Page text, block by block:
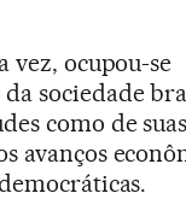
vez, ocupou-se
sociedade
como de
avanços